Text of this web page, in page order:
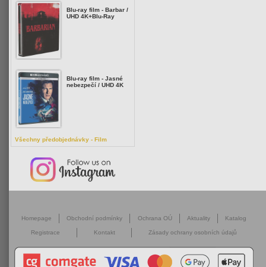
Blu-ray film - Barbar /
UHD 4K+Blu-Ray
Blu-ray film - Jasné
nebezpečí / UHD 4K
Všechny předobjednávky - Film
Homepage Obchodní podmínky Ochrana OÚ Aktuality Katalog
Registrace Kontakt Zásady ochrany osobních údajů